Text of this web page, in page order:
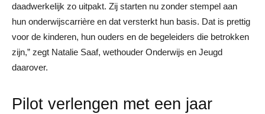
daadwerkelijk zo uitpakt. Zij starten nu zonder stempel aan
hun onderwijscarrière en dat versterkt hun basis. Dat is prettig
voor de kinderen, hun ouders en de begeleiders die betrokken
zijn,” zegt Natalie Saaf, wethouder Onderwijs en Jeugd
daarover.
Pilot verlengen met een jaar